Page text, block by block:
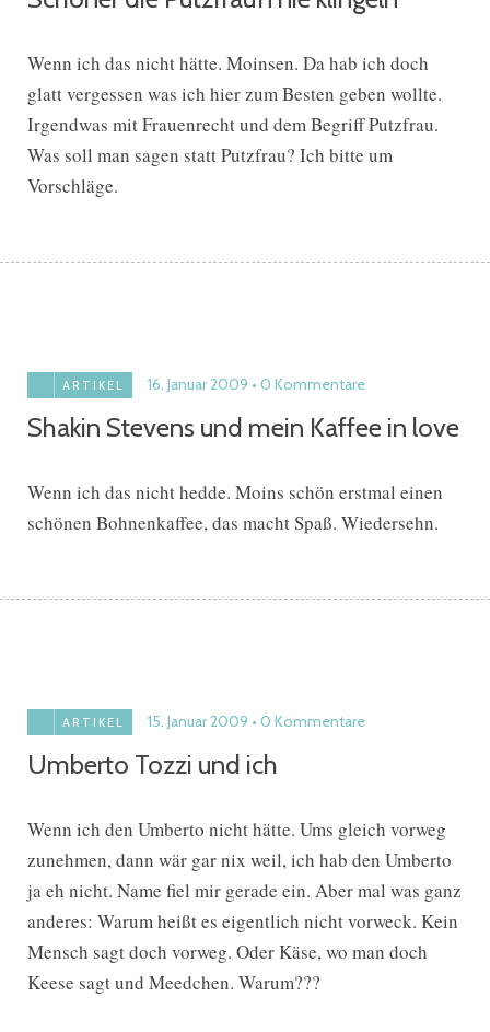
Wenn ich das nicht hätte. Moinsen. Da hab ich doch
glatt vergessen was ich hier zum Besten geben wollte.
Irgendwas mit Frauenrecht und dem Begriff Putzfrau.
Was soll man sagen statt Putzfrau? Ich bitte um
Vorschläge.
ARTIKEL 16. Januar 2009 0 Kommentare
Shakin Stevens und mein Kaffee in love
Wenn ich das nicht hedde. Moins schön erstmal einen
schönen Bohnenkaffee, das macht Spaß. Wiedersehn.
ARTIKEL 15. Januar 2009 0 Kommentare
Umberto Tozzi und ich
Wenn ich den Umberto nicht hätte. Ums gleich vorweg
zunehmen, dann wär gar nix weil, ich hab den Umberto
ja eh nicht. Name fiel mir gerade ein. Aber mal was ganz
anderes: Warum heißt es eigentlich nicht vorweck. Kein
Mensch sagt doch vorweg. Oder Käse, wo man doch
Keese sagt und Meedchen. Warum???